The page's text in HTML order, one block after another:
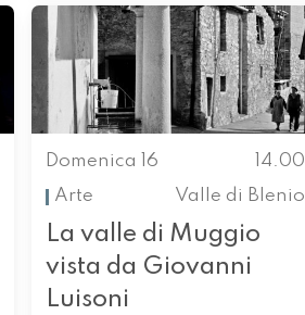
Domenica 16
14.00
Arte
Valle di Blenio
La valle di Muggio
vista da Giovanni
Luisoni